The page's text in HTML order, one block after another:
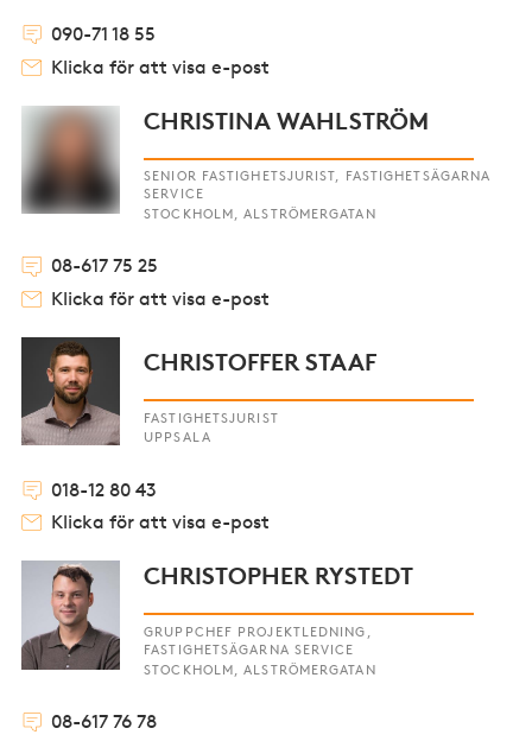
090-71 18 55
Klicka för att visa e-post
CHRISTINA WAHLSTRÖM
SENIOR FASTIGHETSJURIST, FASTIGHETSÄGARNA
SERVICE
STOCKHOLM, ALSTRÖMERGATAN
08-617 75 25
Klicka för att visa e-post
CHRISTOFFER STAAF
FASTIGHETSJURIST
UPPSALA
018-12 80 43
Klicka för att visa e-post
CHRISTOPHER RYSTEDT
GRUPPCHEF PROJEKTLEDNING,
FASTIGHETSÄGARNA SERVICE
STOCKHOLM, ALSTRÖMERGATAN
08-617 76 78